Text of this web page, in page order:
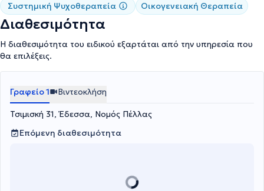
Συστημική Ψυχοθεραπεία Οικογενειακή Θεραπεία
Διαθεσιμότητα
Η διαθεσιμότητα του ειδικού εξαρτάται από την υπηρεσία που
θα επιλέξεις.
Γραφείο 1 Βιντεοκλήση
Τσιμισκή 31, Έδεσσα, Νομός Πέλλας
Επόμενη διαθεσιμότητα